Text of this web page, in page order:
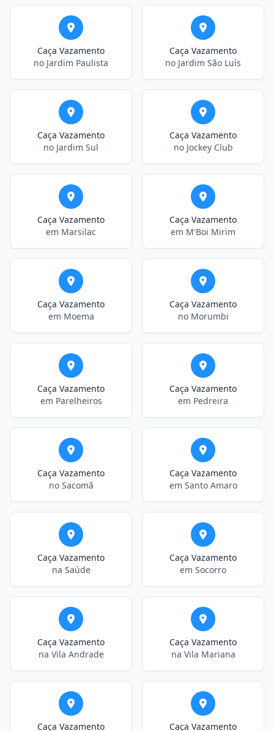
Caça Vazamento
no Jardim Paulista
Caça Vazamento
no Jardim São Luís
Caça Vazamento
no Jardim Sul
Caça Vazamento
no Jockey Club
Caça Vazamento
em Marsilac
Caça Vazamento
em M'Boi Mirim
Caça Vazamento
em Moema
Caça Vazamento
no Morumbi
Caça Vazamento
em Parelheiros
Caça Vazamento
em Pedreira
Caça Vazamento
no Sacomã
Caça Vazamento
em Santo Amaro
Caça Vazamento
na Saúde
Caça Vazamento
em Socorro
Caça Vazamento
na Vila Andrade
Caça Vazamento
na Vila Mariana
Caça Vazamento
Caça Vazamento